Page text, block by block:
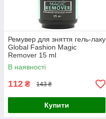
Ремувер для зняття гель-лаку
Global Fashion Magic
Remover 15 ml
В наявності
112 ₴ 143 ₴
Купити